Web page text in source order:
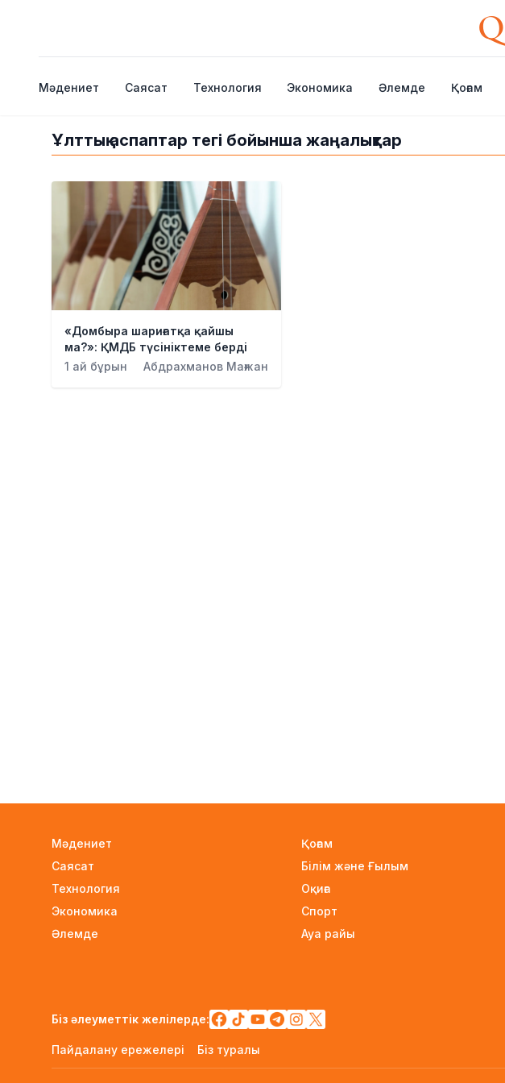
Q
Мәдениет Саясат Технология Экономика Әлемде Қоғам
Ұлттық аспаптар тегі бойынша жаңалықтар
«Домбыра шариғатқа қайшы
ма?»: ҚМДБ түсініктеме берді
1 ай бұрын
Абдрахманов Мағжан
Мәдениет
Саясат
Технология
Экономика
Әлемде
Қоғам
Білім және Ғылым
Оқиға
Спорт
Ауа райы
Біз әлеуметтік желілерде:
Пайдалану ережелері Біз туралы